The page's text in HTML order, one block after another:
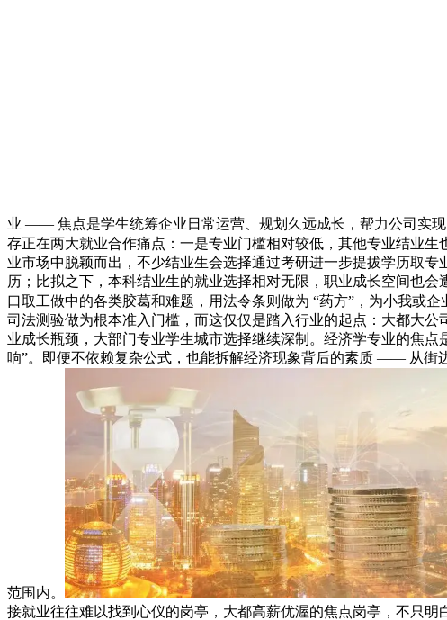
业 —— 焦点是学生统筹企业日常运营、规划久远成长，帮力公司实现
存正在两大就业合作痛点：一是专业门槛相对较低，其他专业结业
业市场中脱颖而出，不少结业生会选择通过考研进一步提拔学历取
历；比拟之下，本科结业生的就业选择相对无限，职业成长空间也
口取工做中的各类胶葛和难题，用法令条则做为 “药方”，为小我或企
司法测验做为根本准入门槛，而这仅仅是踏入行业的起点：大都大
业成长瓶颈，大部门专业学生城市选择继续深制。经济学专业的焦
响”。即便不依赖复杂公式，也能拆解经济现象背后的素质 —— 从街
范围内。
接就业往往难以找到心仪的岗亭，大都高薪优渥的焦点岗亭，不只